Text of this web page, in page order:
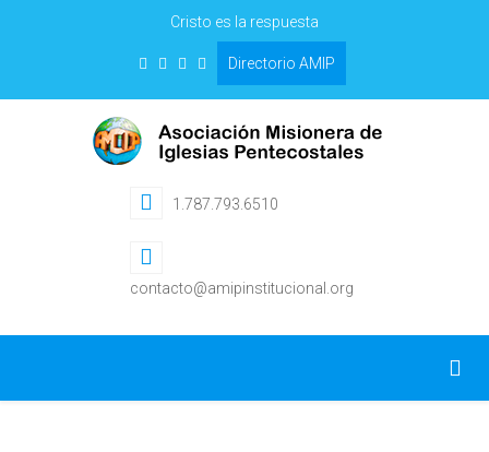
Cristo es la respuesta
Directorio AMIP
1.787.793.6510
contacto@amipinstitucional.org